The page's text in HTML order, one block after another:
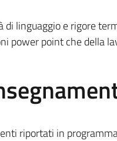
linguaggio e rigore
power point che della
riportati in